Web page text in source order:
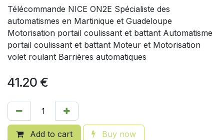
Télécommande NICE ON2E Spécialiste des
automatismes en Martinique et Guadeloupe
Motorisation portail coulissant et battant Automatisme
portail coulissant et battant Moteur et Motorisation
volet roulant Barrières automatiques
41.20 €
Add to cart Buy now